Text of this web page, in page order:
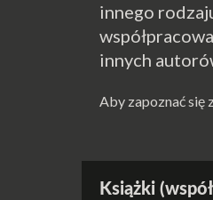
innego
innych
Aby zapoznać się
Książki